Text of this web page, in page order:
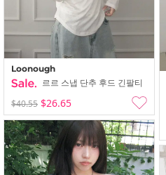
Loonough
르르 스냅 단추 후드 긴팔티
$40.55 $26.65